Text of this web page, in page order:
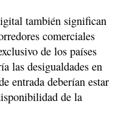
también significan
comerciales
de los países
las desigualdades en
entrada deberían estar
de la